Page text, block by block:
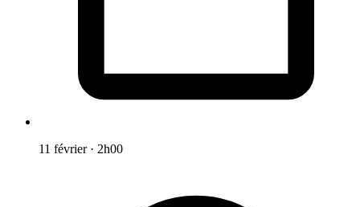
11 février · 2h00